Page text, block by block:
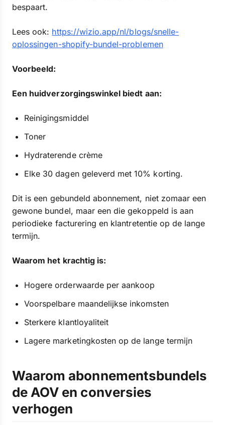
bespaart.
Lees ook: https://wizio.app/nl/blogs/snelle-
oplossingen-shopify-bundel-problemen
Voorbeeld:
Een huidverzorgingswinkel biedt aan:
Reinigingsmiddel
Toner
Hydraterende crème
Elke 30 dagen geleverd met 10% korting.
Dit is een gebundeld abonnement, niet zomaar een
gewone bundel, maar een die gekoppeld is aan
periodieke facturering en klantretentie op de lange
termijn.
Waarom het krachtig is:
Hogere orderwaarde per aankoop
Voorspelbare maandelijkse inkomsten
Sterkere klantloyaliteit
Lagere marketingkosten op de lange termijn
Waarom abonnementsbundels
de AOV en conversies
verhogen